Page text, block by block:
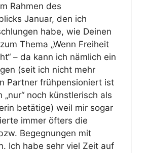
Rahmen des
Januar, den ich
habe, wie Deinen
Thema „Wenn Freiheit
– da kann ich nämlich ein
(seit ich nicht mehr
Partner frühpensioniert ist
„nur“ noch künstlerisch als
betätige) weil mir sogar
immer öfters die
Begegnungen mit
Ich habe sehr viel Zeit auf